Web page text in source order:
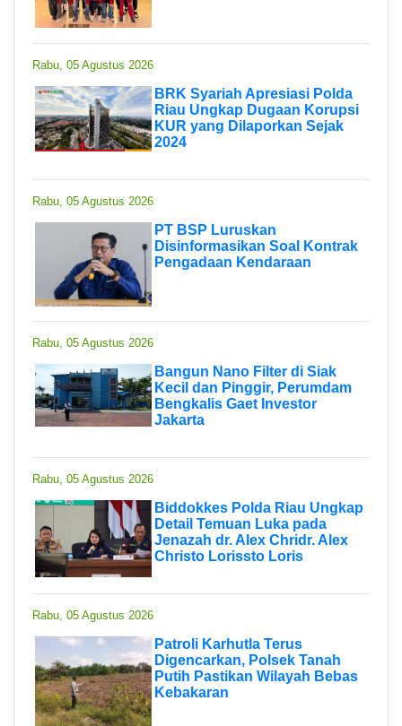
Rabu, 05 Agustus 2026
BRK Syariah Apresiasi Polda
Riau Ungkap Dugaan Korupsi
KUR yang Dilaporkan Sejak
2024
Rabu, 05 Agustus 2026
PT BSP Luruskan
Disinformasikan Soal Kontrak
Pengadaan Kendaraan
Rabu, 05 Agustus 2026
Bangun Nano Filter di Siak
Kecil dan Pinggir, Perumdam
Bengkalis Gaet Investor
Jakarta
Rabu, 05 Agustus 2026
Biddokkes Polda Riau Ungkap
Detail Temuan Luka pada
Jenazah dr. Alex Chridr. Alex
Christo Lorissto Loris
Rabu, 05 Agustus 2026
Patroli Karhutla Terus
Digencarkan, Polsek Tanah
Putih Pastikan Wilayah Bebas
Kebakaran